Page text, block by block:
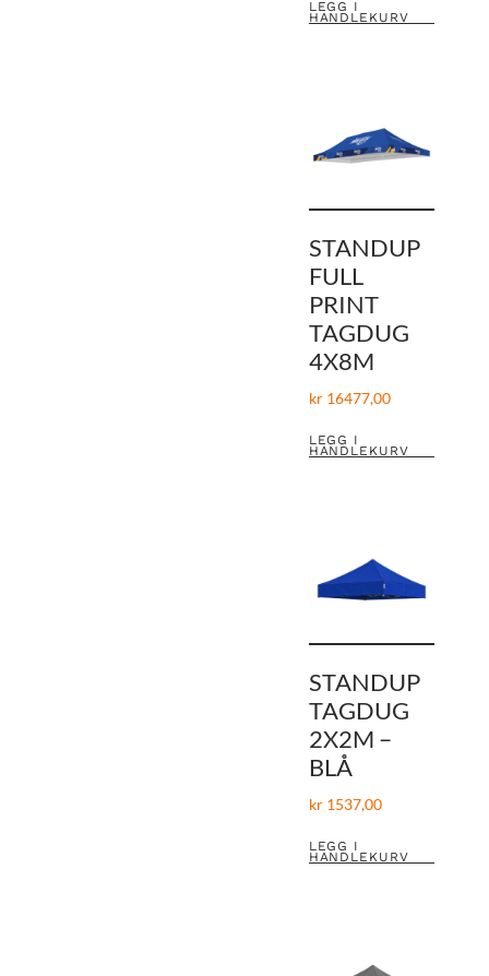
LEGG I
HANDLEKURV
STANDUP
FULL
PRINT
TAGDUG
4X8M
kr16477,00
LEGG I
HANDLEKURV
STANDUP
TAGDUG
2X2M –
BLÅ
kr1537,00
LEGG I
HANDLEKURV